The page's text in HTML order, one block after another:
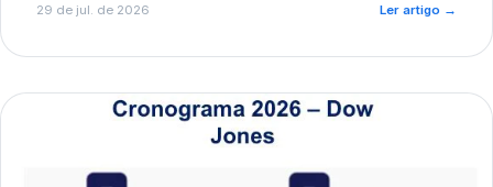
29 de jul. de 2026 Ler artigo →